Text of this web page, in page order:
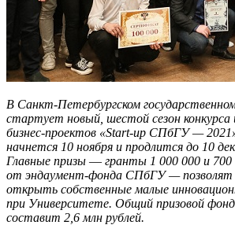
В Санкт-Петербургском
стартует новый, шестой сезон конкурса
бизнес-проектов «Start-up СПбГУ —
начнется 10 ноября и продлится до 10
Главные призы — гранты 1 000 000 и 700
от эндаумент-фонда СПбГУ — позволят
открыть собственные малые
при Университете. Общий призовой
составит 2,6 млн рублей.